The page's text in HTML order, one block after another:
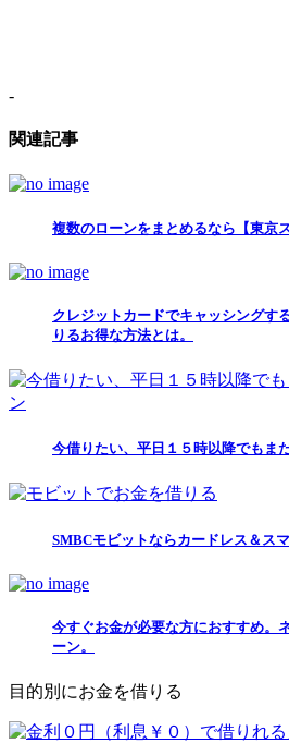
-
関連記事
複数のローンをまとめるなら【東京
クレジットカードでキャッシングす
りるお得な方法とは。
今借りたい、平日１５時以降でもま
SMBCモビットならカードレス＆ス
今すぐお金が必要な方におすすめ。
ーン。
目的別にお金を借りる